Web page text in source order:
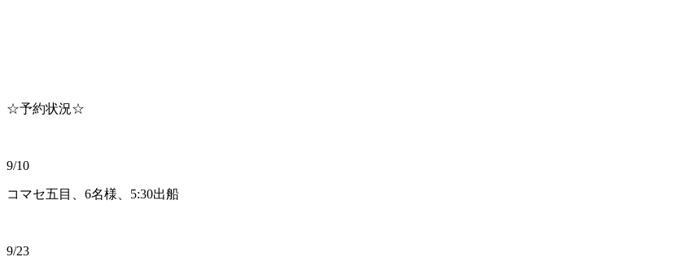
☆予約状況☆
9/10
コマセ五目、6名様、5:30出船
9/23